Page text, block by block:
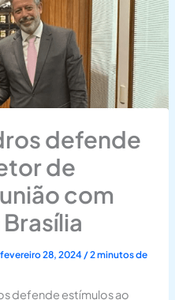
defende
de
com
fevereiro 28, 2024 /2 minutos de
defende estímulos ao